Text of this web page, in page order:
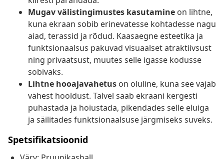
Mugav välistingimustes kasutamine on lihtne,
kuna ekraan sobib erinevatesse kohtadesse nagu
aiad, terassid ja rõdud. Kaasaegne esteetika ja
funktsionaalsus pakuvad visuaalset atraktiivsust
ning privaatsust, muutes selle igasse kodusse
sobivaks.
Lihtne hooajavahetus on oluline, kuna see vajab
vähest hooldust. Talvel saab ekraani kergesti
puhastada ja hoiustada, pikendades selle eluiga
ja säilitades funktsionaalsuse järgmiseks suveks.
Spetsifikatsioonid